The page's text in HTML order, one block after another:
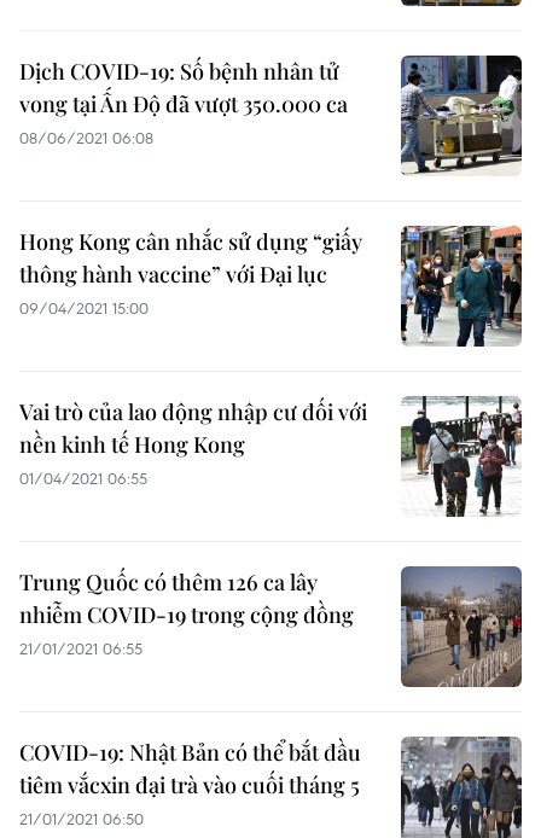
Dịch COVID-19: Số bệnh nhân tử
vong tại Ấn Độ đã vượt 350.000 ca
08/06/2021 06:08
Hong Kong cân nhắc sử dụng “giấy
thông hành vaccine” với Đại lục
09/04/2021 15:00
Vai trò của lao động nhập cư đối với
nền kinh tế Hong Kong
01/04/2021 06:55
Trung Quốc có thêm 126 ca lây
nhiễm COVID-19 trong cộng đồng
21/01/2021 06:55
COVID-19: Nhật Bản có thể bắt đầu
tiêm vắcxin đại trà vào cuối tháng 5
21/01/2021 06:50